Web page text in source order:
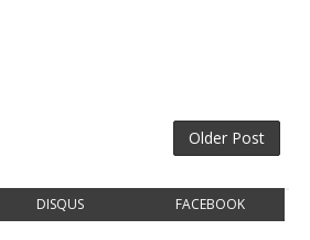
Older Post
DISQUS FACEBOOK